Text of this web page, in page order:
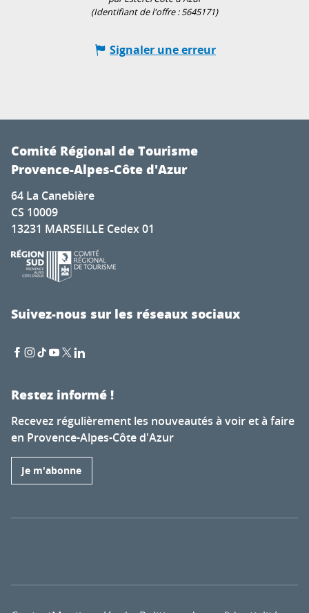
(Identifiant de l'offre :5645171)
Signaler une erreur
Comité Régional de Tourisme
Provence-Alpes-Côte d'Azur
64 La Canebière
CS 10009
13231 MARSEILLE Cedex 01
Suivez-nous sur les réseaux sociaux
Restez informé !
Recevez régulièrement les nouveautés à voir et à faire
en Provence-Alpes-Côte d'Azur
Je m'abonne